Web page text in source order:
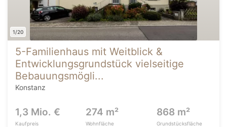
1/20
5-Familienhaus mit Weitblick &
Entwicklungsgrundstück vielseitige
Bebauungsmögli...
Konstanz
1,3 Mio. €
Kaufpreis
274 m²
Wohnfläche
868 m²
Grundstücksfläche